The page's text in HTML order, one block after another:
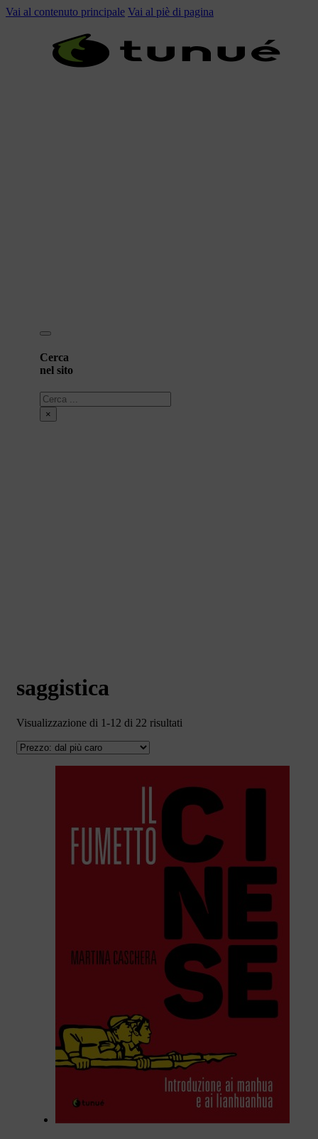
Vai al contenuto principale Vai al piè di pagina
Cerca
nel sito
Cerca
×
saggistica
Visualizzazione di 1-12 di 22 risultati